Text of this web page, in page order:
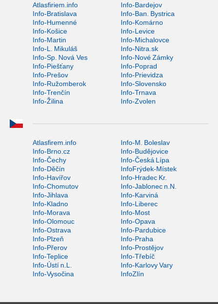
Atlasfiriem.info
Info-Bardejov
Info-Bratislava
Info-Ban. Bystrica
Info-Humenné
Info-Komárno
Info-Košice
Info-Levice
Info-Martin
Info-Michalovce
Info-L. Mikuláš
Info-Nitra.sk
Info-Sp. Nová Ves
Info-Nové Zámky
Info-Piešťany
Info-Poprad
Info-Prešov
Info-Prievidza
Info-Ružomberok
Info-Slovensko
Info-Trenčín
Info-Trnava
Info-Žilina
Info-Zvolen
Atlasfirem.info
Info-M. Boleslav
Info-Brno.cz
Info-Budějovice
Info-Čechy
Info-Česká Lípa
Info-Děčín
InfoFrýdek-Místek
Info-Havířov
Info-Hradec Kr.
Info-Chomutov
Info-Jablonec n.N.
Info-Jihlava
Info-Karviná
Info-Kladno
Info-Liberec
Info-Morava
Info-Most
Info-Olomouc
Info-Opava
Info-Ostrava
Info-Pardubice
Info-Plzeň
Info-Praha
Info-Přerov
Info-Prostějov
Info-Teplice
Info-Třebíč
Info-Ústí n.L.
Info-Karlovy Vary
Info-Vysočina
InfoZlín